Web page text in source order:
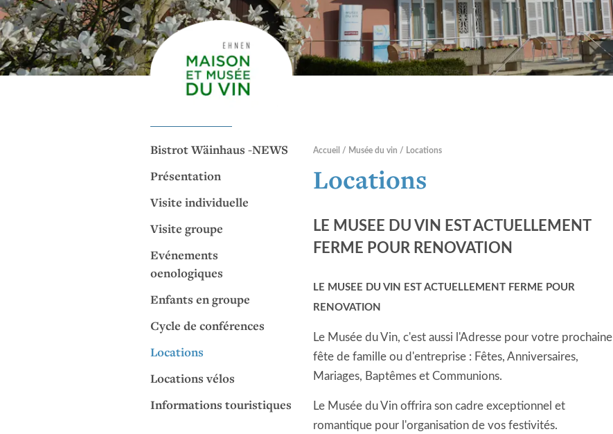
Bistrot Wäinhaus -NEWS
Présentation
Visite individuelle
Visite groupe
Evénements
oenologiques
Enfants en groupe
Cycle de conférences
Locations
Locations vélos
Informations touristiques
Accueil Musée du vin Locations
Locations
LE MUSEE DU VIN EST ACTUELLEMENT
FERME POUR RENOVATION
LE MUSEE DU VIN EST ACTUELLEMENT FERME POUR
RENOVATION
Le Musée du Vin, c'est aussi l'Adresse pour votre prochaine
fête de famille ou d'entreprise : Fêtes, Anniversaires,
Mariages, Baptêmes et Communions.
Le Musée du Vin offrira son cadre exceptionnel et
romantique pour l'organisation de vos festivités.